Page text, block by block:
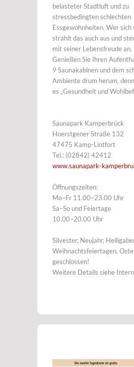
belasteter Stadtluft und zu
stressbedingten schlechten
Essgewohnheiten. Wer
strahlt das auch aus und
mit seiner Lebensfreude an.
Genießen Sie Ihren
9 Saunakabinen und dem
Ambiente drum herum,
es „Gesundheit und
Saunapark Kamperbrück
Hoerstgener Straße 132
47475 Kamp-Lintfort
Tel.: (02842) 42412
www.saunapark-
Öffnungszeiten:
Mo–Fr 11.00–23.00 Uhr
Sa–So und Feiertage
10.00–20.00 Uhr
Silvester, Neujahr,
Weihnachtsfeiertagen,
geschlossen!
Weitere Details siehe